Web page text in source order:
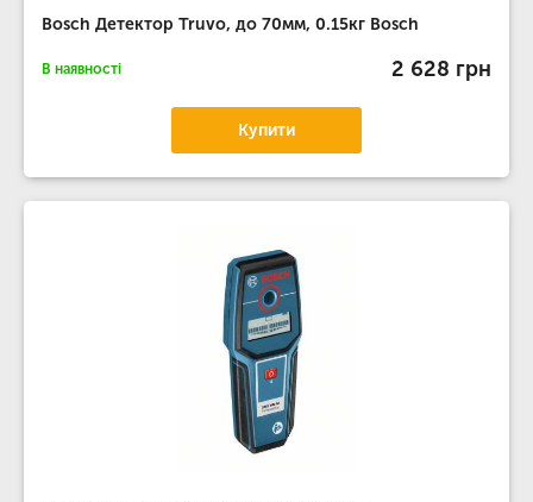
Bosch Детектор Truvo, до 70мм, 0.15кг Bosch
В наявності 2 628 грн
Купити